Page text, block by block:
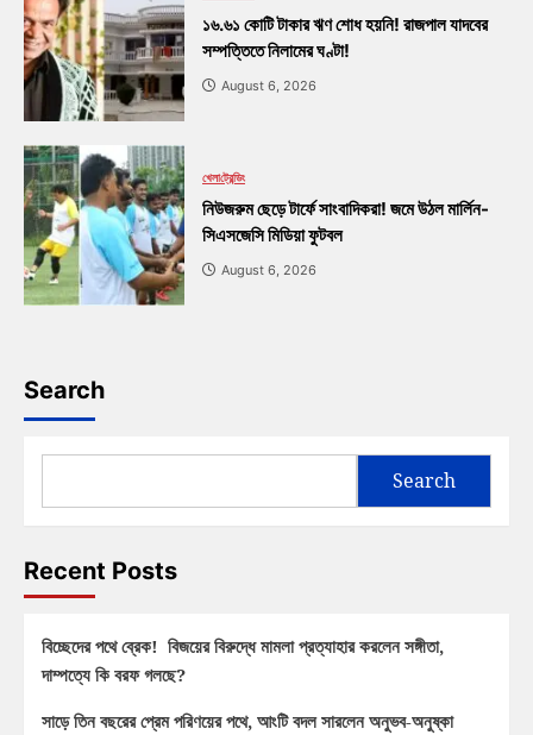
১৬.৬১ কোটি টাকার ঋণ শোধ হয়নি! রাজপাল যাদবের
সম্পত্তিতে নিলামের ঘণ্টা!
August 6, 2026
খেলাট্রেন্ডিং
নিউজরুম ছেড়ে টার্ফে সাংবাদিকরা! জমে উঠল মার্লিন-
সিএসজেসি মিডিয়া ফুটবল
August 6, 2026
Search
Search
Recent Posts
বিচ্ছেদের পথে ব্রেক! বিজয়ের বিরুদ্ধে মামলা প্রত্যাহার করলেন সঙ্গীতা,
দাম্পত্যে কি বরফ গলছে?
সাড়ে তিন বছরের প্রেম পরিণয়ের পথে, আংটি বদল সারলেন অনুভব-অনুষ্কা